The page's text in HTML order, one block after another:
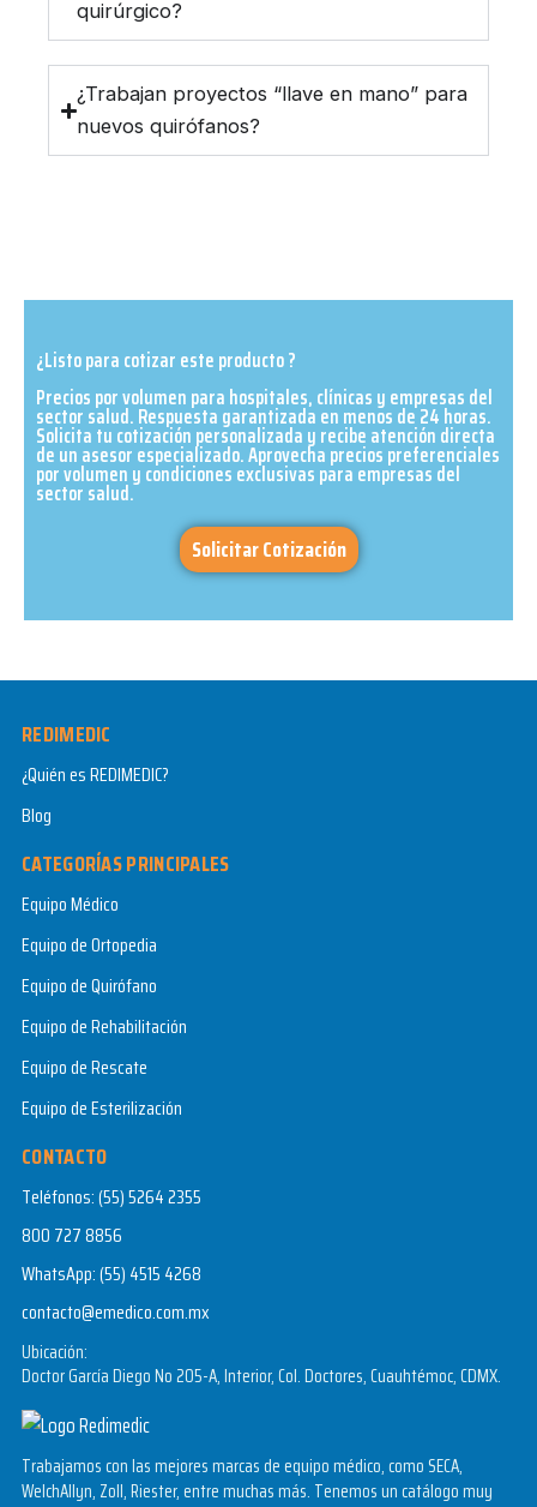
quirúrgico?
¿Trabajan proyectos “llave en mano” para
nuevos quirófanos?
¿Listo para cotizar este producto ?
Precios por volumen para hospitales, clínicas y empresas del
sector salud. Respuesta garantizada en menos de 24 horas.
Solicita tu cotización personalizada y recibe atención directa
de un asesor especializado. Aprovecha precios preferenciales
por volumen y condiciones exclusivas para empresas del
sector salud.​
Solicitar Cotización
REDIMEDIC
¿Quién es REDIMEDIC?
Blog
CATEGORÍAS PRINCIPALES
Equipo Médico
Equipo de Ortopedia
Equipo de Quirófano
Equipo de Rehabilitación
Equipo de Rescate
Equipo de Esterilización
CONTACTO
Teléfonos:(55) 5264 2355
800 727 8856
WhatsApp:(55) 4515 4268
contacto@emedico.com.mx
Ubicación:
Doctor García Diego No 205-A, Interior, Col. Doctores, Cuauhtémoc, CDMX.
Trabajamos con las mejores marcas de equipo médico, como SECA,
WelchAllyn, Zoll, Riester, entre muchas más. Tenemos un catálogo muy